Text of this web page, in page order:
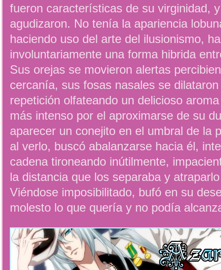
fueron características de su virginidad,
agudizaron. No tenía la apariencia
haciendo uso del arte del ilusionismo,
involuntariamente una forma hibrida
Sus orejas se movieron alertas
cercanía, sus fosas nasales se
repetición olfateando un delicioso
más intenso por el aproximarse de su
aparecer un conejito en el umbral de la
al verlo, buscó abalanzarse hacia él,
cadena tironeando inútilmente,
la distancia que los separaba y
Viéndose imposibilitado, bufó en su
molesto lo que quería y no podía